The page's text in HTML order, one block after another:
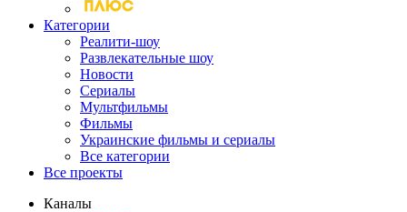
Категории
Реалити-шоу
Развлекательные шоу
Новости
Сериалы
Мультфильмы
Фильмы
Украинские фильмы и сериалы
Все категории
Все проекты
Каналы